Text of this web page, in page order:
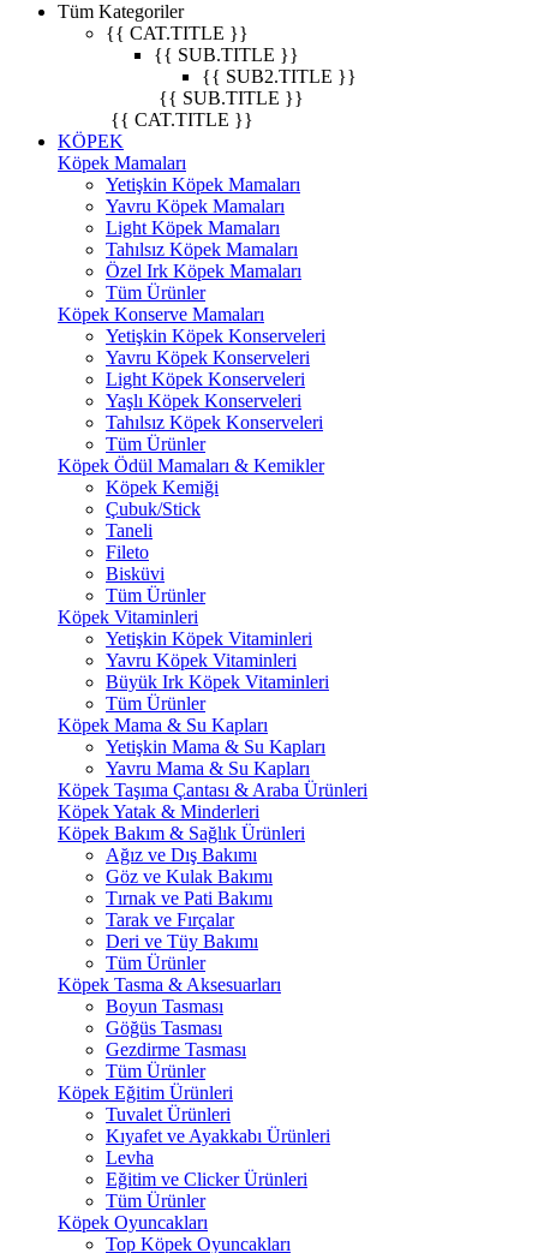
Tüm Kategoriler
{{ CAT.TITLE }}
{{ SUB.TITLE }}
{{ SUB2.TITLE }}
{{ SUB.TITLE }}
{{ CAT.TITLE }}
KÖPEK
Köpek Mamaları
Yetişkin Köpek Mamaları
Yavru Köpek Mamaları
Light Köpek Mamaları
Tahılsız Köpek Mamaları
Özel Irk Köpek Mamaları
Tüm Ürünler
Köpek Konserve Mamaları
Yetişkin Köpek Konserveleri
Yavru Köpek Konserveleri
Light Köpek Konserveleri
Yaşlı Köpek Konserveleri
Tahılsız Köpek Konserveleri
Tüm Ürünler
Köpek Ödül Mamaları & Kemikler
Köpek Kemiği
Çubuk/Stick
Taneli
Fileto
Bisküvi
Tüm Ürünler
Köpek Vitaminleri
Yetişkin Köpek Vitaminleri
Yavru Köpek Vitaminleri
Büyük Irk Köpek Vitaminleri
Tüm Ürünler
Köpek Mama & Su Kapları
Yetişkin Mama & Su Kapları
Yavru Mama & Su Kapları
Köpek Taşıma Çantası & Araba Ürünleri
Köpek Yatak & Minderleri
Köpek Bakım & Sağlık Ürünleri
Ağız ve Dış Bakımı
Göz ve Kulak Bakımı
Tırnak ve Pati Bakımı
Tarak ve Fırçalar
Deri ve Tüy Bakımı
Tüm Ürünler
Köpek Tasma & Aksesuarları
Boyun Tasması
Göğüs Tasması
Gezdirme Tasması
Tüm Ürünler
Köpek Eğitim Ürünleri
Tuvalet Ürünleri
Kıyafet ve Ayakkabı Ürünleri
Levha
Eğitim ve Clicker Ürünleri
Tüm Ürünler
Köpek Oyuncakları
Top Köpek Oyuncakları